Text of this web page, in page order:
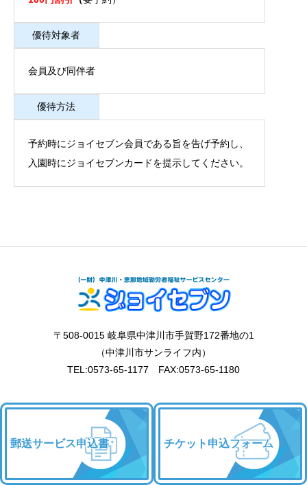
優待対象者
会員及び同伴者
優待方法
予約時にジョイセブン会員である旨を告げ予約し、
入園時にジョイセブンカードを提示してください。
〒508-0015 岐阜県中津川市手賀野172番地の1
（中津川市サンライフ内）
TEL:0573-65-1177 FAX:0573-65-1180
郵送サービス申込書 チケット申込フォーム